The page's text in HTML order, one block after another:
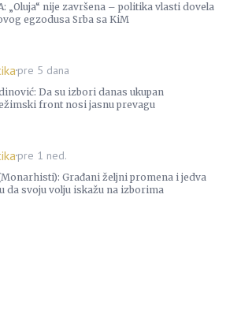
„Oluja“ nije završena – politika vlasti dovela
egzodusa Srba sa KiM
pre 5 dana
Da su izbori danas ukupan
front nosi jasnu prevagu
pre 1 ned.
Građani željni promena i jedva
da svoju volju iskažu na izborima